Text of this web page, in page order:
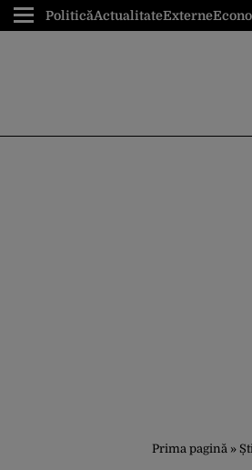
PoliticăActualitateExterne
Prima pagină »